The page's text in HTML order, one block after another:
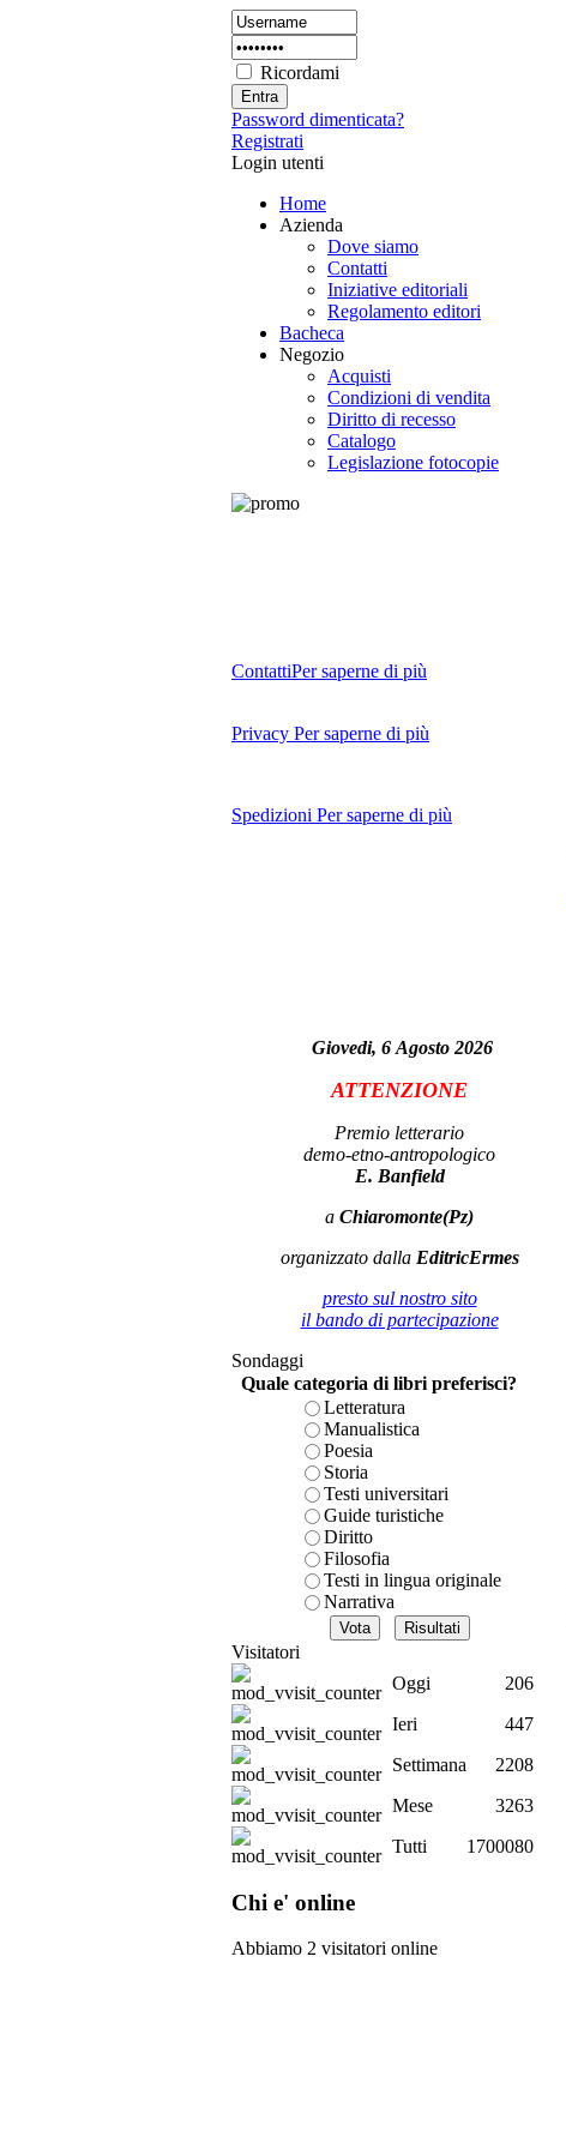
Ricordami
Password dimenticata?
Registrati
Login utenti
Home
Azienda
Dove siamo
Contatti
Iniziative editoriali
Regolamento editori
Bacheca
Negozio
Acquisti
Condizioni di vendita
Diritto di recesso
Catalogo
Legislazione fotocopie
ContattiPer saperne di più
Privacy Per saperne di più
Spedizioni Per saperne di più
Giovedi, 6 Agosto 2026
ATTENZIONE
Premio letterario
demo-etno-antropologico
E. Banfield
a Chiaromonte(Pz)
organizzato dalla EditricErmes
presto sul nostro sito
il bando di partecipazione
Sondaggi
Quale categoria di libri preferisci?
Letteratura
Manualistica
Poesia
Storia
Testi universitari
Guide turistiche
Diritto
Filosofia
Testi in lingua originale
Narrativa
Visitatori
Oggi
206
Ieri
447
Settimana
2208
Mese
3263
Tutti
1700080
Chi e' online
Abbiamo 2 visitatori online